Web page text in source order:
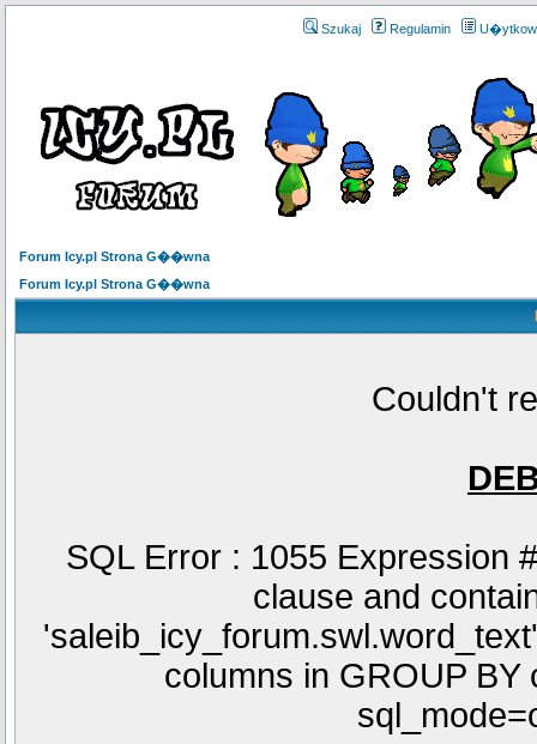
Szukaj Regulamin
Forum Icy.pl Strona G��wna
Forum Icy.pl Strona G��wna
Couldn't
SQL Error : 1055 Expression
clause and
columns in GROUP BY